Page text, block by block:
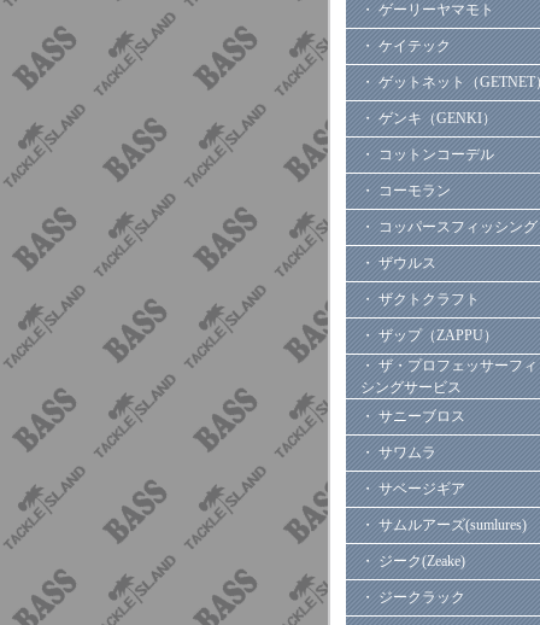
・ ゲーリーヤマモト
・ ケイテック
・ ゲットネット（GETNET
・ ゲンキ（GENKI）
・ コットンコーデル
・ コーモラン
・ コッパースフィッシング
・ ザウルス
・ ザクトクラフト
・ ザップ（ZAPPU）
・ ザ・プロフェッサーフ
シングサービス
・ サニーブロス
・ サワムラ
・ サベージギア
・ サムルアーズ(sumlures)
・ ジーク(Zeake)
・ ジークラック